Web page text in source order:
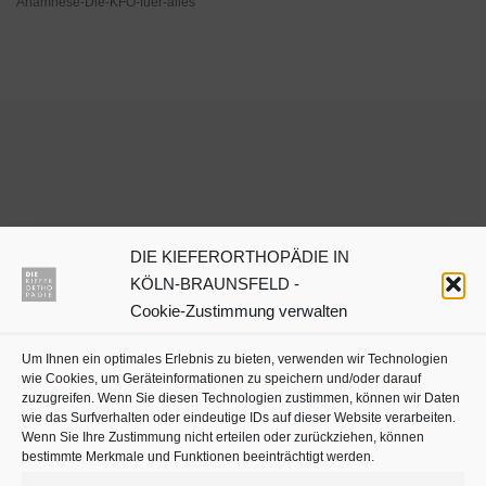
DIE KIEFERORTHOPÄDIE IN
KÖLN-BRAUNSFELD -
Cookie-Zustimmung verwalten
Um Ihnen ein optimales Erlebnis zu bieten, verwenden wir Technologien
wie Cookies, um Geräteinformationen zu speichern und/oder darauf
zuzugreifen. Wenn Sie diesen Technologien zustimmen, können wir Daten
wie das Surfverhalten oder eindeutige IDs auf dieser Website verarbeiten.
Wenn Sie Ihre Zustimmung nicht erteilen oder zurückziehen, können
bestimmte Merkmale und Funktionen beeinträchtigt werden.
Dr. Julia Neuschulz
Kieferorthopäden oder
Zahnärzte mit Schwerpunkt
in Köln aufjameda